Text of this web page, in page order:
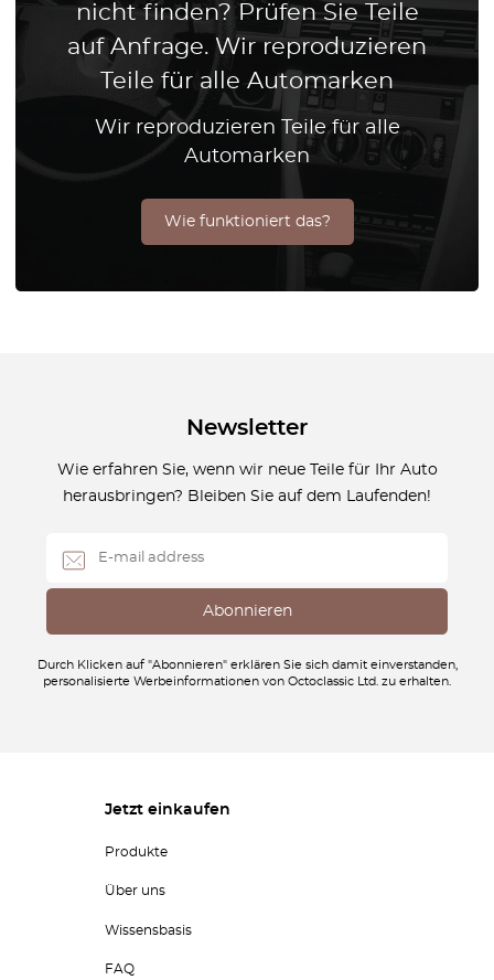
nicht finden? Prüfen Sie Teile
auf Anfrage. Wir reproduzieren
Teile für alle Automarken
Wir reproduzieren Teile für alle
Automarken
Wie funktioniert das?
Newsletter
Wie erfahren Sie, wenn wir neue Teile für Ihr Auto
herausbringen? Bleiben Sie auf dem Laufenden!
Durch Klicken auf "Abonnieren" erklären Sie sich damit einverstanden,
personalisierte Werbeinformationen von Octoclassic Ltd. zu erhalten.
Jetzt einkaufen
Produkte
Über uns
Wissensbasis
FAQ